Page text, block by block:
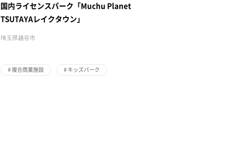
国内ライセンスパーク「Muchu Planet
TSUTAYAレイクタウン」
埼玉県越谷市
#複合商業施設 #キッズパーク